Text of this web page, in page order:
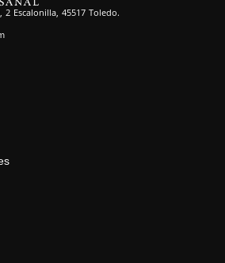
2 Escalonilla, 45517 Toledo.